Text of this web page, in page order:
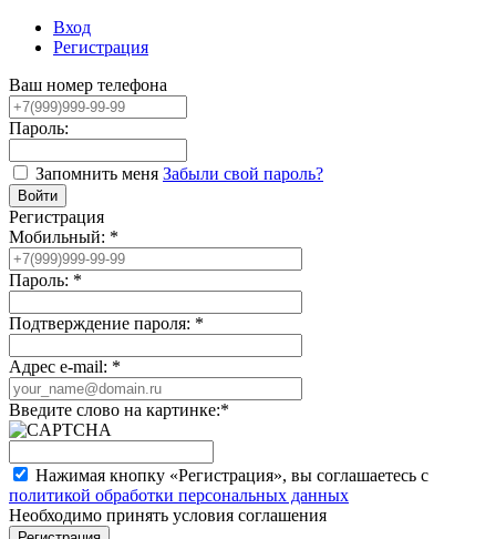
Вход
Регистрация
Ваш номер телефона
Пароль:
Запомнить меня Забыли свой пароль?
Регистрация
Мобильный: *
Пароль: *
Подтверждение пароля: *
Адрес e-mail: *
Введите слово на картинке:*
Нажимая кнопку «Регистрация», вы соглашаетесь с
политикой обработки персональных данных
Необходимо принять условия соглашения